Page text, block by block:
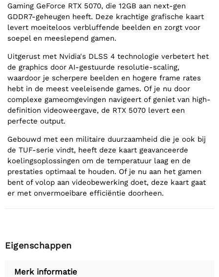
Gaming GeForce RTX 5070, die 12GB aan next-gen
GDDR7-geheugen heeft. Deze krachtige grafische kaart
levert moeiteloos verbluffende beelden en zorgt voor
soepel en meeslepend gamen.
Uitgerust met Nvidia's DLSS 4 technologie verbetert het
de graphics door AI-gestuurde resolutie-scaling,
waardoor je scherpere beelden en hogere frame rates
hebt in de meest veeleisende games. Of je nu door
complexe gameomgevingen navigeert of geniet van high-
definition videoweergave, de RTX 5070 levert een
perfecte output.
Gebouwd met een militaire duurzaamheid die je ook bij
de TUF-serie vindt, heeft deze kaart geavanceerde
koelingsoplossingen om de temperatuur laag en de
prestaties optimaal te houden. Of je nu aan het gamen
bent of volop aan videobewerking doet, deze kaart gaat
er met onvermoeibare efficiëntie doorheen.
Eigenschappen
Merk informatie